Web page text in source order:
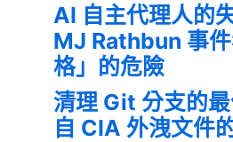
AI 自主代理人的
MJ Rathbun 事
格」的危險
清理 Git 分支的
自 CIA 外洩文件